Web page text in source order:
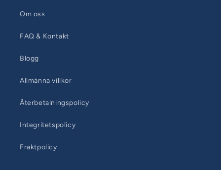
Om oss
FAQ & Kontakt
Blogg
Allmänna villkor
Återbetalningspolicy
Integritetspolicy
Fraktpolicy